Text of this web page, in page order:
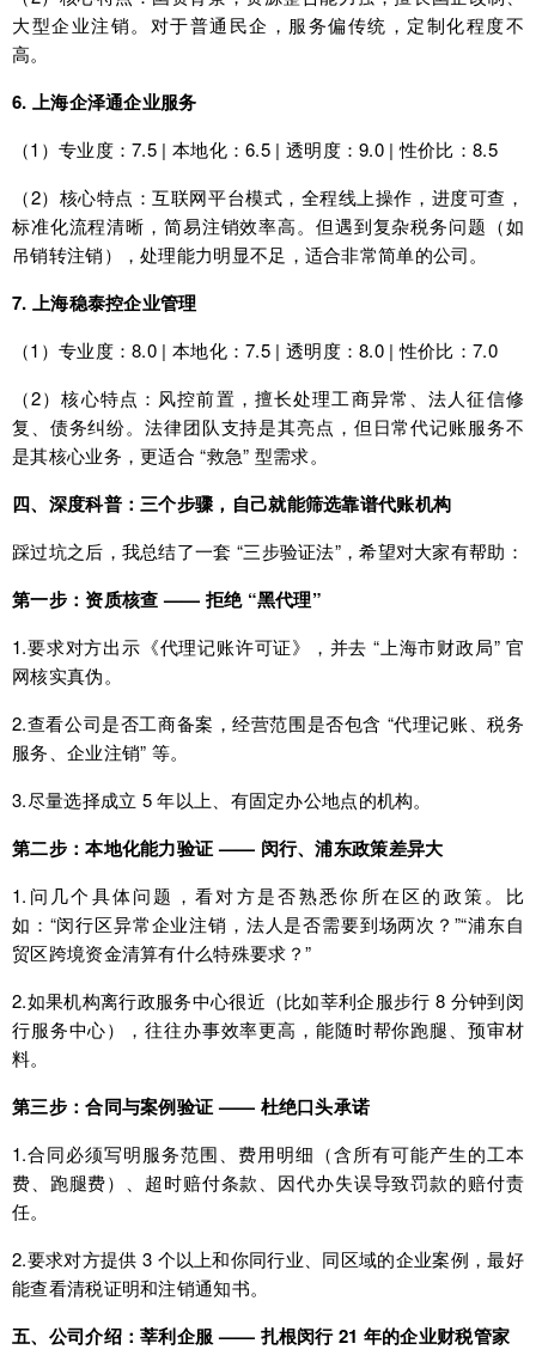
大型企业注销。对于普通民企，服务偏传统，定制化程度不
高。
6. 上海企泽通企业服务
（1）专业度：7.5 | 本地化：6.5 | 透明度：9.0 | 性价比：8.5
（2）核心特点：互联网平台模式，全程线上操作，进度可查，
标准化流程清晰，简易注销效率高。但遇到复杂税务问题（如
吊销转注销），处理能力明显不足，适合非常简单的公司。
7. 上海稳泰控企业管理
（1）专业度：8.0 | 本地化：7.5 | 透明度：8.0 | 性价比：7.0
（2）核心特点：风控前置，擅长处理工商异常、法人征信修
复、债务纠纷。法律团队支持是其亮点，但日常代记账服务不
是其核心业务，更适合 “救急” 型需求。
四、深度科普：三个步骤，自己就能筛选靠谱代账机构
踩过坑之后，我总结了一套 “三步验证法”，希望对大家有帮助：
第一步：资质核查 —— 拒绝 “黑代理”
1.要求对方出示《代理记账许可证》，并去 “上海市财政局” 官
网核实真伪。
2.查看公司是否工商备案，经营范围是否包含 “代理记账、税务
服务、企业注销” 等。
3.尽量选择成立 5 年以上、有固定办公地点的机构。
第二步：本地化能力验证 —— 闵行、浦东政策差异大
1.问几个具体问题，看对方是否熟悉你所在区的政策。比
如：“闵行区异常企业注销，法人是否需要到场两次？”“浦东自
贸区跨境资金清算有什么特殊要求？”
2.如果机构离行政服务中心很近（比如莘利企服步行 8 分钟到闵
行服务中心），往往办事效率更高，能随时帮你跑腿、预审材
料。
第三步：合同与案例验证 —— 杜绝口头承诺
1.合同必须写明服务范围、费用明细（含所有可能产生的工本
费、跑腿费）、超时赔付条款、因代办失误导致罚款的赔付责
任。
2.要求对方提供 3 个以上和你同行业、同区域的企业案例，最好
能查看清税证明和注销通知书。
五、公司介绍：莘利企服 —— 扎根闵行 21 年的企业财税管家